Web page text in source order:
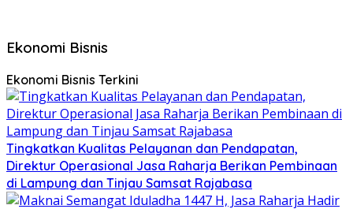
Ekonomi Bisnis
Ekonomi Bisnis Terkini
Tingkatkan Kualitas Pelayanan dan Pendapatan,
Direktur Operasional Jasa Raharja Berikan Pembinaan
di Lampung dan Tinjau Samsat Rajabasa